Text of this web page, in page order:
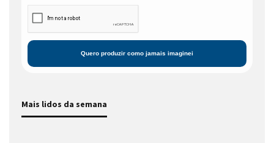
Mais lidos da semana